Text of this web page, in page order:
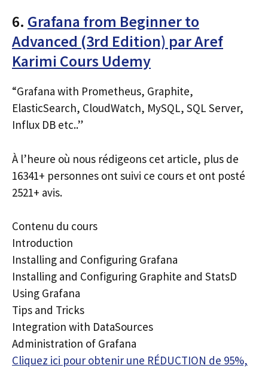
6. Grafana from Beginner to
Advanced (3rd Edition) par Aref
Karimi Cours Udemy
“Grafana with Prometheus, Graphite,
ElasticSearch, CloudWatch, MySQL, SQL Server,
Influx DB etc..”
À l’heure où nous rédigeons cet article, plus de
16341+ personnes ont suivi ce cours et ont posté
2521+ avis.
Contenu du cours
Introduction
Installing and Configuring Grafana
Installing and Configuring Graphite and StatsD
Using Grafana
Tips and Tricks
Integration with DataSources
Administration of Grafana
Cliquez ici pour obtenir une RÉDUCTION de 95%,